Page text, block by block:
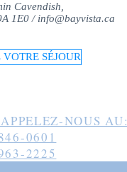
Cavendish,
1E0 / info@bayvista.ca
VOTRE SÉJOUR
NOUS AU:
0601
2225